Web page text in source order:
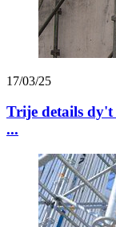
17/03/25
Trije details dy't
...